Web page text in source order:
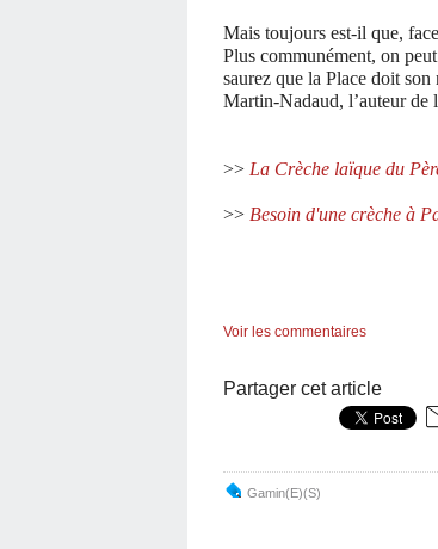
Mais toujours est-il que,
Plus communément, on
saurez que la Place doit
Martin-Nadaud, l’auteur
>> La Crèche laïque du
>> Besoin d'une crèche à
Voir les commentaires
Partager cet article
Gamin(e)(s)